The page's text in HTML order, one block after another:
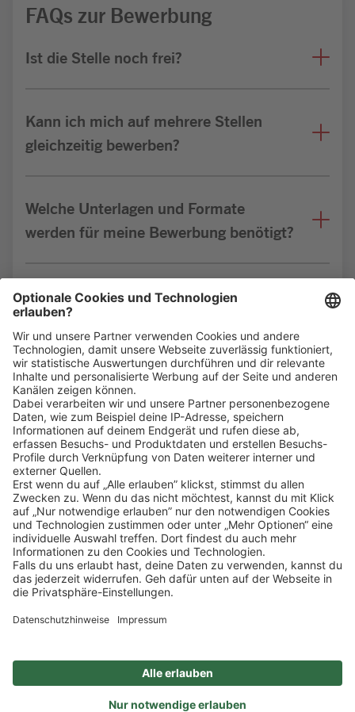
FAQs zur Bewerbung
Ist die Stelle noch frei?
Kann ich mich auf mehrere Stellen
gleichzeitig bewerben?
Welche Unterlagen und Formate
werden für meine Bewerbung benötigt?
Bin ich für die Stelle geeignet?
Klickehier, um alle offenen Jobs zu sehen.
Impressum Datenschutz
Privatsphäre-Einstellungen
FAQ
Veranstaltungen
Sitemap